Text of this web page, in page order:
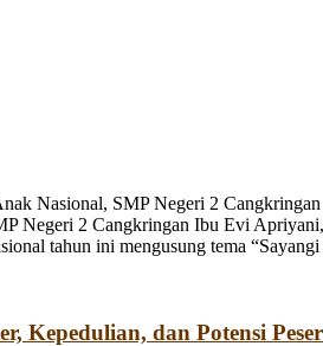
Nasional, SMP Negeri 2
Negeri 2 Cangkringan Ibu Evi
tahun ini mengusung tema
Kepedulian, dan Potensi